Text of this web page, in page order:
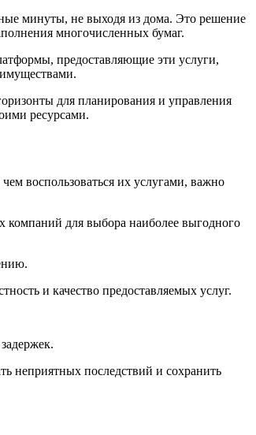
минуты, не выходя из дома. Это решение
многочисленных бумаг.
предоставляющие эти услуги,
для планирования и управления
ресурсами.
воспользоваться их услугами, важно
компаний для выбора наиболее выгодного
и качество предоставляемых услуг.
неприятных последствий и сохранить